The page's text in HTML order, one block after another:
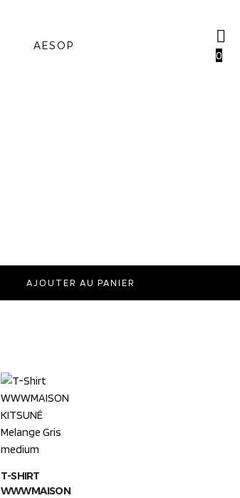
AESOP
0
AJOUTER AU PANIER
T-SHIRT
WWWMAISON